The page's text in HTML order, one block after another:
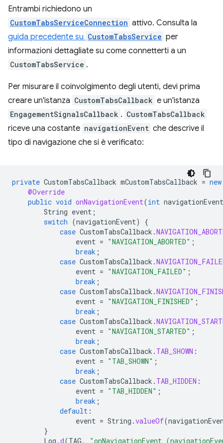
Entrambi richiedono un
CustomTabsServiceConnection attivo. Consulta la
guida precedente su CustomTabsService per
informazioni dettagliate su come connetterti a un
CustomTabsService .
Per misurare il coinvolgimento degli utenti, devi prima
creare un'istanza CustomTabsCallback e un'istanza
EngagementSignalsCallback . CustomTabsCallback
riceve una costante navigationEvent che descrive il
tipo di navigazione che si è verificato:
private CustomTabsCallback mCustomTabsCallback = new
@Override
public void onNavigationEvent(int navigationEvent
String event ;
switch (navigationEvent)
{
case CustomTabsCallback .
event = "NAVIGATION_ABORTED" ;
break ;
case CustomTabsCallback .
event = "NAVIGATION_FAILED" ;
break ;
case CustomTabsCallback .
event = "NAVIGATION_FINISHED" ;
break ;
case CustomTabsCallback .
event = "NAVIGATION_STARTED" ;
break ;
case CustomTabsCallback . TAB_SHOWN :
event = "TAB_SHOWN" ;
break ;
case CustomTabsCallback . TAB_HIDDEN :
event = "TAB_HIDDEN" ;
break ;
default :
event = String .valueOf(
}
Log .d(TAG, "onNavigationEvent